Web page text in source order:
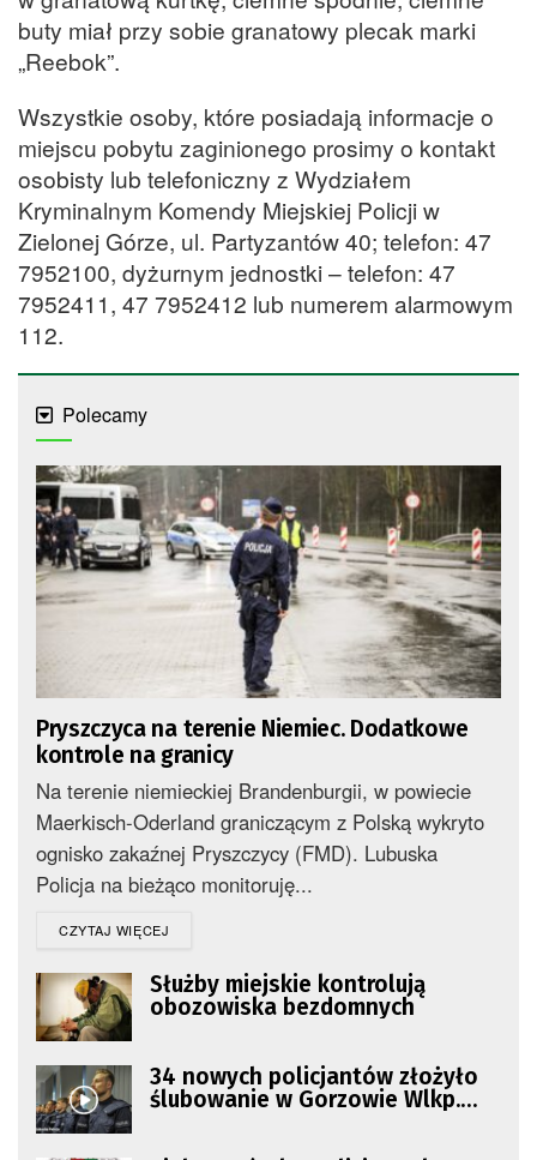
buty miał przy sobie granatowy plecak marki
„Reebok”.
Wszystkie osoby, które posiadają informacje o
miejscu pobytu zaginionego prosimy o kontakt
osobisty lub telefoniczny z Wydziałem
Kryminalnym Komendy Miejskiej Policji w
Zielonej Górze, ul. Partyzantów 40; telefon: 47
7952100, dyżurnym jednostki – telefon: 47
7952411, 47 7952412 lub numerem alarmowym
112.
Polecamy
Pryszczyca na terenie Niemiec. Dodatkowe
kontrole na granicy
Na terenie niemieckiej Brandenburgii, w powiecie
Maerkisch-Oderland graniczącym z Polską wykryto
ognisko zakaźnej Pryszczycy (FMD). Lubuska
Policja na bieżąco monitoruję...
CZYTAJ WIĘCEJ
Służby miejskie kontrolują
obozowiska bezdomnych
34 nowych policjantów złożyło
ślubowanie w Gorzowie Wlkp.